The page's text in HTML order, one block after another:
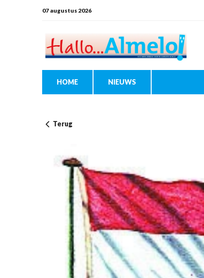
07 augustus 2026
HOME NIEUWS
Terug